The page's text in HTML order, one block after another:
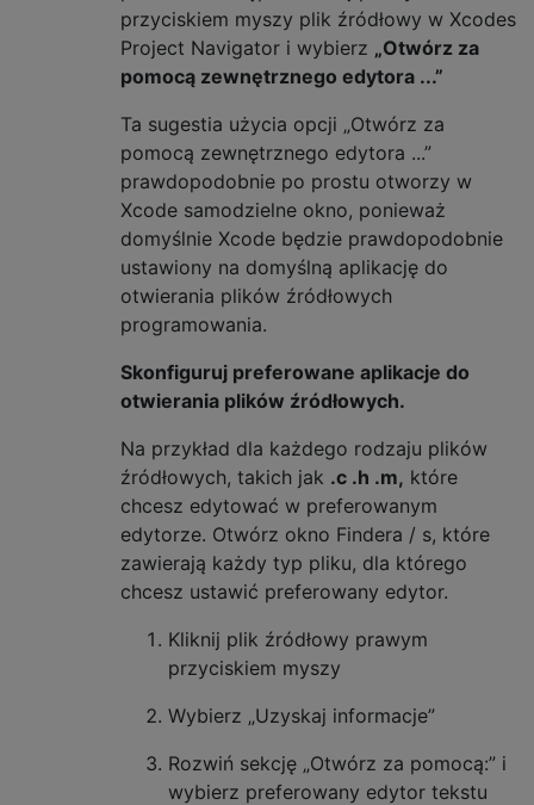
przyciskiem myszy plik źródłowy w Xcodes
Project Navigator i wybierz „Otwórz za
pomocą zewnętrznego edytora ...”
Ta sugestia użycia opcji „Otwórz za
pomocą zewnętrznego edytora ...”
prawdopodobnie po prostu otworzy w
Xcode samodzielne okno, ponieważ
domyślnie Xcode będzie prawdopodobnie
ustawiony na domyślną aplikację do
otwierania plików źródłowych
programowania.
Skonfiguruj preferowane aplikacje do
otwierania plików źródłowych.
Na przykład dla każdego rodzaju plików
źródłowych, takich jak .c .h .m, które
chcesz edytować w preferowanym
edytorze. Otwórz okno Findera / s, które
zawierają każdy typ pliku, dla którego
chcesz ustawić preferowany edytor.
Kliknij plik źródłowy prawym
przyciskiem myszy
Wybierz „Uzyskaj informacje”
Rozwiń sekcję „Otwórz za pomocą:” i
wybierz preferowany edytor tekstu